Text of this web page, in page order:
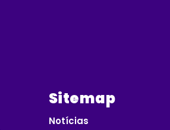
Sitemap
Notícias